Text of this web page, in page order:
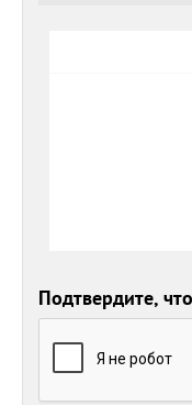
Подтвердите,